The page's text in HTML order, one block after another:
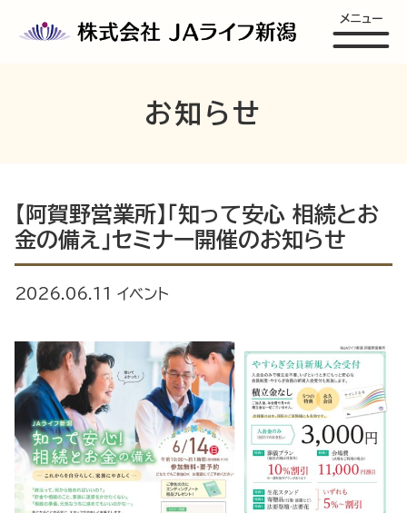
メニュー
お知らせ
【阿賀野営業所】「知って安心 相続とお
金の備え」セミナー開催のお知らせ
2026.06.11 イベント